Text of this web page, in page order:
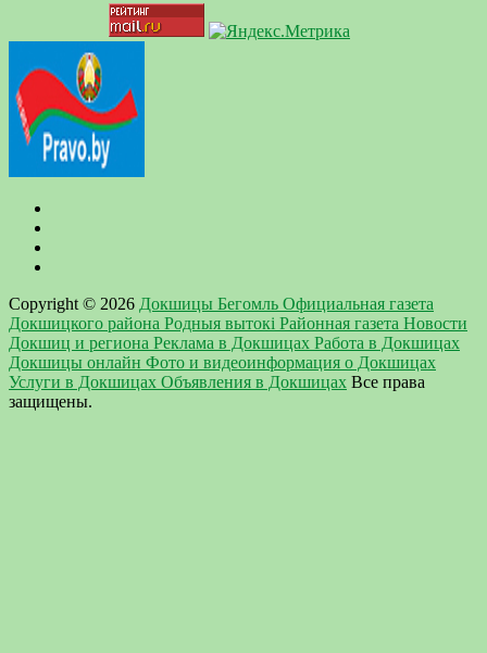
Copyright © 2026 Докшицы Бегомль Официальная газета
Докшицкого района Родныя вытокi Районная газета Новости
Докшиц и региона Реклама в Докшицах Работа в Докшицах
Докшицы онлайн Фото и видеоинформация о Докшицах
Услуги в Докшицах Объявления в Докшицах Все права
защищены.